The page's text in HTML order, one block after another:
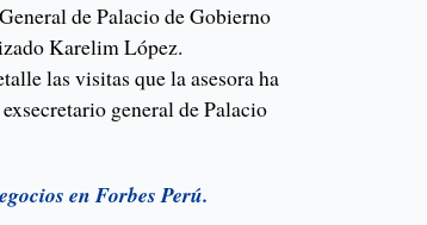
de Palacio de Gobierno
Karelim López.
las visitas que la asesora ha
general de Palacio
en Forbes Perú.